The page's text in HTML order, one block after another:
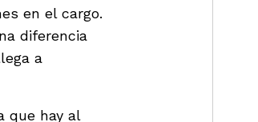
en el cargo.
diferencia
a
que hay al